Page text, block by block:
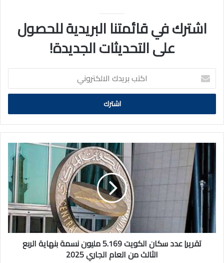
اشترك في قائمتنا البريدية للحصول
على التحديثات الجديدة!
اكتب
بريدك
الالكتروني
تقرير|
سكان
الكويت
5.169
مليون
نسمة
بنهاية
الربع
تقرير| عدد سكان الكويت 5.169 مليون نسمة بنهاية الربع
الثالث من العام الجاري 2025